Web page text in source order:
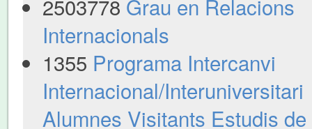
2503778 Grau en Relacions
Internacionals
1355 Programa Intercanvi
Internacional/Interuniversitari
Alumnes Visitants Estudis de